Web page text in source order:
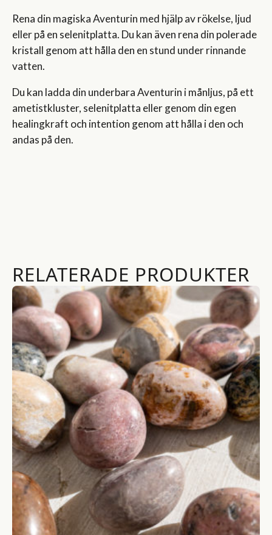
Rena din magiska Aventurin med hjälp av rökelse, ljud
eller på en selenitplatta. Du kan även rena din polerade
kristall genom att hålla den en stund under rinnande
vatten.
Du kan ladda din underbara Aventurin i månljus, på ett
ametistkluster, selenitplatta eller genom din egen
healingkraft och intention genom att hålla i den och
andas på den.
RELATERADE PRODUKTER